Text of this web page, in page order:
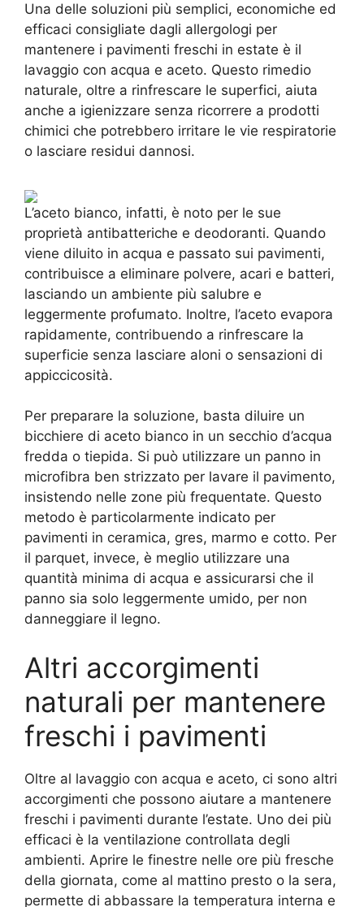
Una delle soluzioni più semplici, economiche ed
efficaci consigliate dagli allergologi per
mantenere i pavimenti freschi in estate è il
lavaggio con acqua e aceto. Questo rimedio
naturale, oltre a rinfrescare le superfici, aiuta
anche a igienizzare senza ricorrere a prodotti
chimici che potrebbero irritare le vie respiratorie
o lasciare residui dannosi.
L’aceto bianco, infatti, è noto per le sue
proprietà antibatteriche e deodoranti. Quando
viene diluito in acqua e passato sui pavimenti,
contribuisce a eliminare polvere, acari e batteri,
lasciando un ambiente più salubre e
leggermente profumato. Inoltre, l’aceto evapora
rapidamente, contribuendo a rinfrescare la
superficie senza lasciare aloni o sensazioni di
appiccicosità.
Per preparare la soluzione, basta diluire un
bicchiere di aceto bianco in un secchio d’acqua
fredda o tiepida. Si può utilizzare un panno in
microfibra ben strizzato per lavare il pavimento,
insistendo nelle zone più frequentate. Questo
metodo è particolarmente indicato per
pavimenti in ceramica, gres, marmo e cotto. Per
il parquet, invece, è meglio utilizzare una
quantità minima di acqua e assicurarsi che il
panno sia solo leggermente umido, per non
danneggiare il legno.
Altri accorgimenti
naturali per mantenere
freschi i pavimenti
Oltre al lavaggio con acqua e aceto, ci sono altri
accorgimenti che possono aiutare a mantenere
freschi i pavimenti durante l’estate. Uno dei più
efficaci è la ventilazione controllata degli
ambienti. Aprire le finestre nelle ore più fresche
della giornata, come al mattino presto o la sera,
permette di abbassare la temperatura interna e